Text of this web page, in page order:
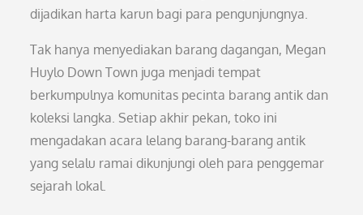
dijadikan harta karun bagi para pengunjungnya.
Tak hanya menyediakan barang dagangan, Megan
Huylo Down Town juga menjadi tempat
berkumpulnya komunitas pecinta barang antik dan
koleksi langka. Setiap akhir pekan, toko ini
mengadakan acara lelang barang-barang antik
yang selalu ramai dikunjungi oleh para penggemar
sejarah lokal.